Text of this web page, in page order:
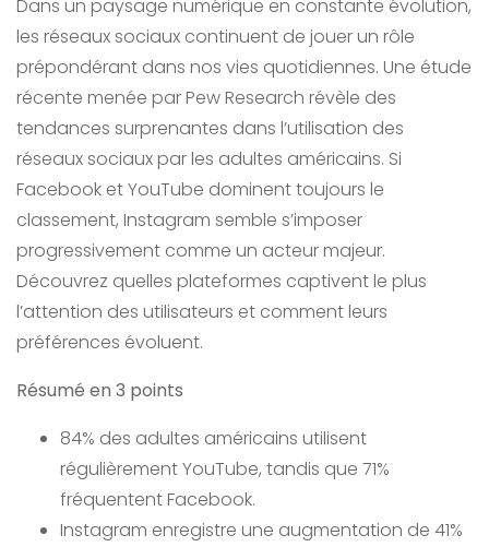
Dans un paysage numérique en constante évolution,
les réseaux sociaux continuent de jouer un rôle
prépondérant dans nos vies quotidiennes. Une étude
récente menée par Pew Research révèle des
tendances surprenantes dans l’utilisation des
réseaux sociaux par les adultes américains. Si
Facebook et YouTube dominent toujours le
classement, Instagram semble s’imposer
progressivement comme un acteur majeur.
Découvrez quelles plateformes captivent le plus
l’attention des utilisateurs et comment leurs
préférences évoluent.
Résumé en 3 points
84% des adultes américains utilisent
régulièrement YouTube, tandis que 71%
fréquentent Facebook.
Instagram enregistre une augmentation de 41%